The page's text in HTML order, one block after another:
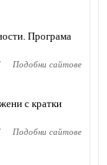
Програма
Подобни сайтове
с кратки
Подобни сайтове